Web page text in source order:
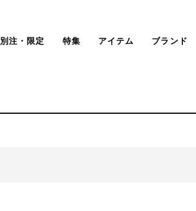
別注・限定 特集 アイテム ブランド